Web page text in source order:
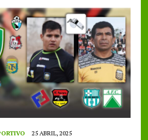
25 ABRIL, 2025